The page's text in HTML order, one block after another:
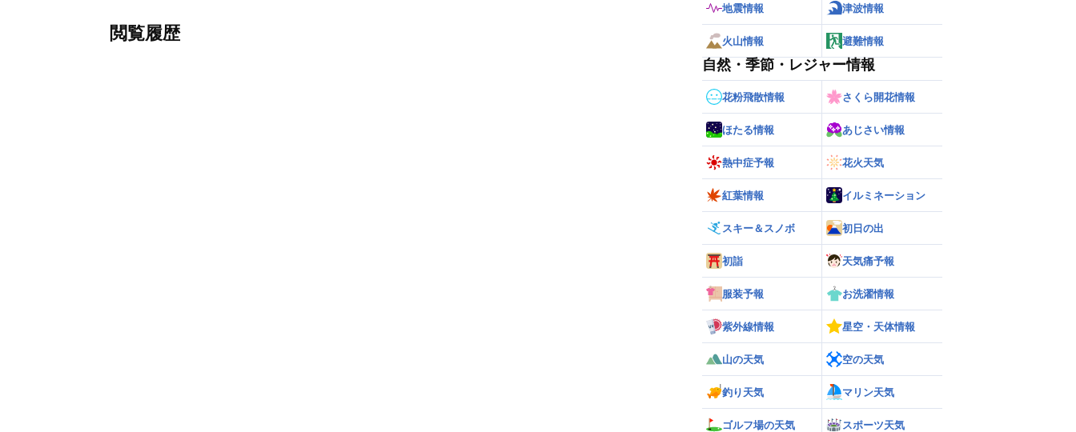
閲覧履歴
地震情報 津波情報
火山情報 避難情報
自然・季節・レジャー情報
花粉飛散情報 さくら開花情報
ほたる情報 あじさい情報
熱中症予報 花火天気
紅葉情報 イルミネーション
スキー＆スノボ 初日の出
初詣 天気痛予報
服装予報 お洗濯情報
紫外線情報 星空・天体情報
山の天気 空の天気
釣り天気 マリン天気
ゴルフ場の天気 スポーツ天気